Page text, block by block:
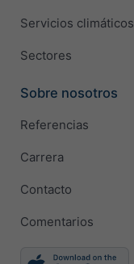
Servicios climáticos
Sectores
Sobre nosotros
Referencias
Carrera
Contacto
Comentarios